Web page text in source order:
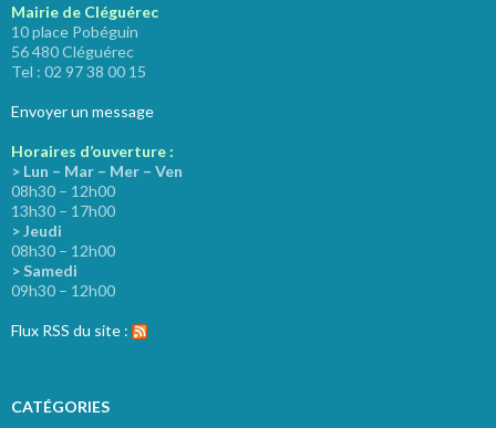
Mairie de Cléguérec
10 place Pobéguin
56 480 Cléguérec
Tel : 02 97 38 00 15
Envoyer un message
Horaires d’ouverture :
> Lun – Mar – Mer – Ven
08h30 – 12h00
13h30 – 17h00
> Jeudi
08h30 – 12h00
> Samedi
09h30 – 12h00
Flux RSS du site :
CATÉGORIES